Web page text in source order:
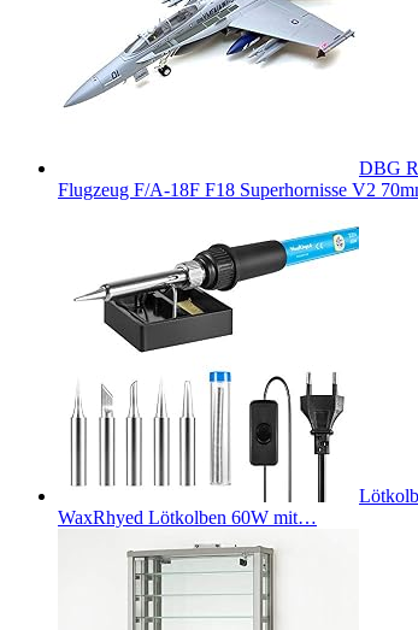
DBG
Flugzeug F/A-18F F18 Superhornisse V2
WaxRhyed Lötkolben 60W mit…